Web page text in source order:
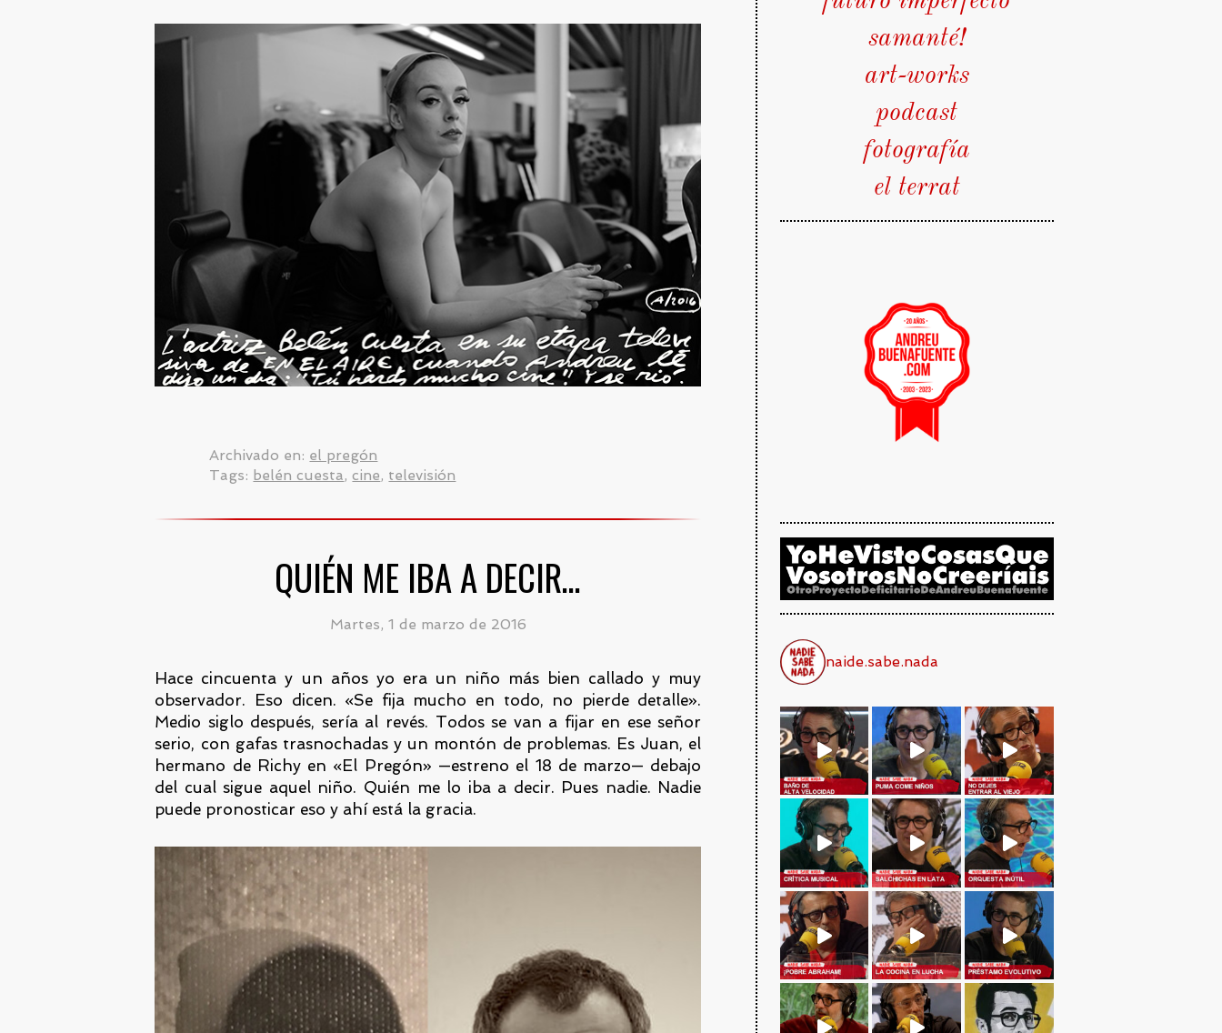
Archivado en: el pregón
Tags: belén cuesta,cine, televisión
QUIÉN ME IBA A DECIR…
Martes, 1 de marzo de 2016
Hace cincuenta y un años yo era un niño más bien callado y muy
observador. Eso dicen. «Se fija mucho en todo, no pierde detalle».
Medio siglo después, sería al revés. Todos se van a fijar en ese señor
serio, con gafas trasnochadas y un montón de problemas. Es Juan, el
hermano de Richy en «El Pregón» —estreno el 18 de marzo— debajo
del cual sigue aquel niño. Quién me lo iba a decir. Pues nadie. Nadie
puede pronosticar eso y ahí está la gracia.
samanté!
art-works
podcast
fotografía
el terrat
naide.sabe.nada